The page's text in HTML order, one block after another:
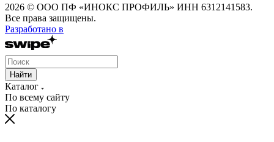
2026 © ООО ПФ «ИНОКС ПРОФИЛЬ» ИНН 6312141583.
Все права защищены.
Разработано в
Найти
Каталог
По всему сайту
По каталогу